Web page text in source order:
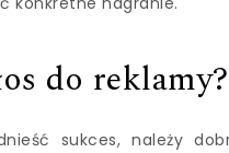
do reklamy?
sukces, należy